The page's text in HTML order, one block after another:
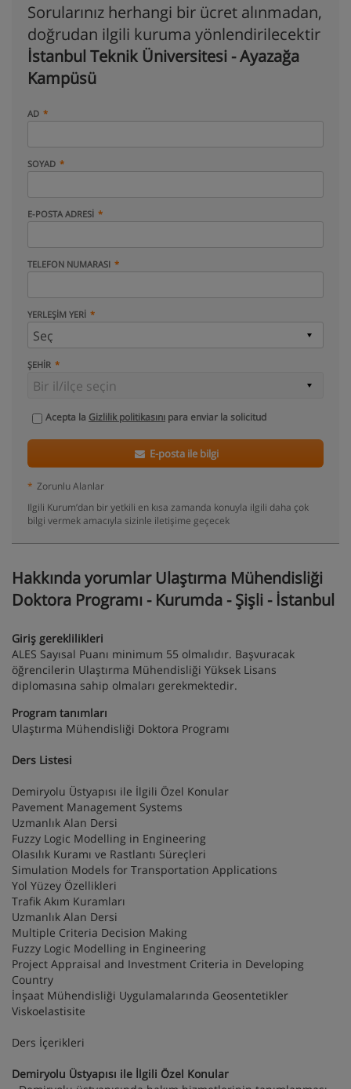
Sorularınız herhangi bir ücret alınmadan,
doğrudan ilgili kuruma yönlendirilecektir
İstanbul Teknik Üniversitesi - Ayazağa
Kampüsü
AD
SOYAD
E-POSTA ADRESI
TELEFON NUMARASI
YERLEŞIM YERI
ŞEHIR
Acepta la Gizlilik politikasını para enviar la solicitud
E-posta ile bilgi
* Zorunlu Alanlar
Ilgili Kurum’dan bir yetkili en kısa zamanda konuyla ilgili daha çok
bilgi vermek amacıyla sizinle iletişime geçecek
Hakkında yorumlar Ulaştırma Mühendisliği
Doktora Programı - Kurumda - Şişli - İstanbul
Giriş gereklilikleri
ALES Sayısal Puanı minimum 55 olmalıdır. Başvuracak
öğrencilerin Ulaştırma Mühendisliği Yüksek Lisans
diplomasına sahip olmaları gerekmektedir.
Program tanımları
Ulaştırma Mühendisliği Doktora Programı
Ders Listesi
Demiryolu Üstyapısı ile İlgili Özel Konular
Pavement Management Systems
Uzmanlık Alan Dersi
Fuzzy Logic Modelling in Engineering
Olasılık Kuramı ve Rastlantı Süreçleri
Simulation Models for Transportation Applications
Yol Yüzey Özellikleri
Trafik Akım Kuramları
Uzmanlık Alan Dersi
Multiple Criteria Decision Making
Fuzzy Logic Modelling in Engineering
Project Appraisal and Investment Criteria in Developing
Country
İnşaat Mühendisliği Uygulamalarında Geosentetikler
Viskoelastisite
Ders İçerikleri
Demiryolu Üstyapısı ile İlgili Özel Konular